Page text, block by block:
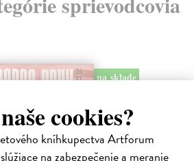
cookies?
kníhkupectva Artforum
na zabezpečenie a meranie
na sklade